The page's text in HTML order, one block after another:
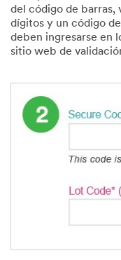
del código de barras,
dígitos y un código
deben ingresarse en
sitio web de